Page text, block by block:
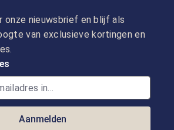
onze nieuwsbrief en blijf als
van exclusieve kortingen en
Aanmelden